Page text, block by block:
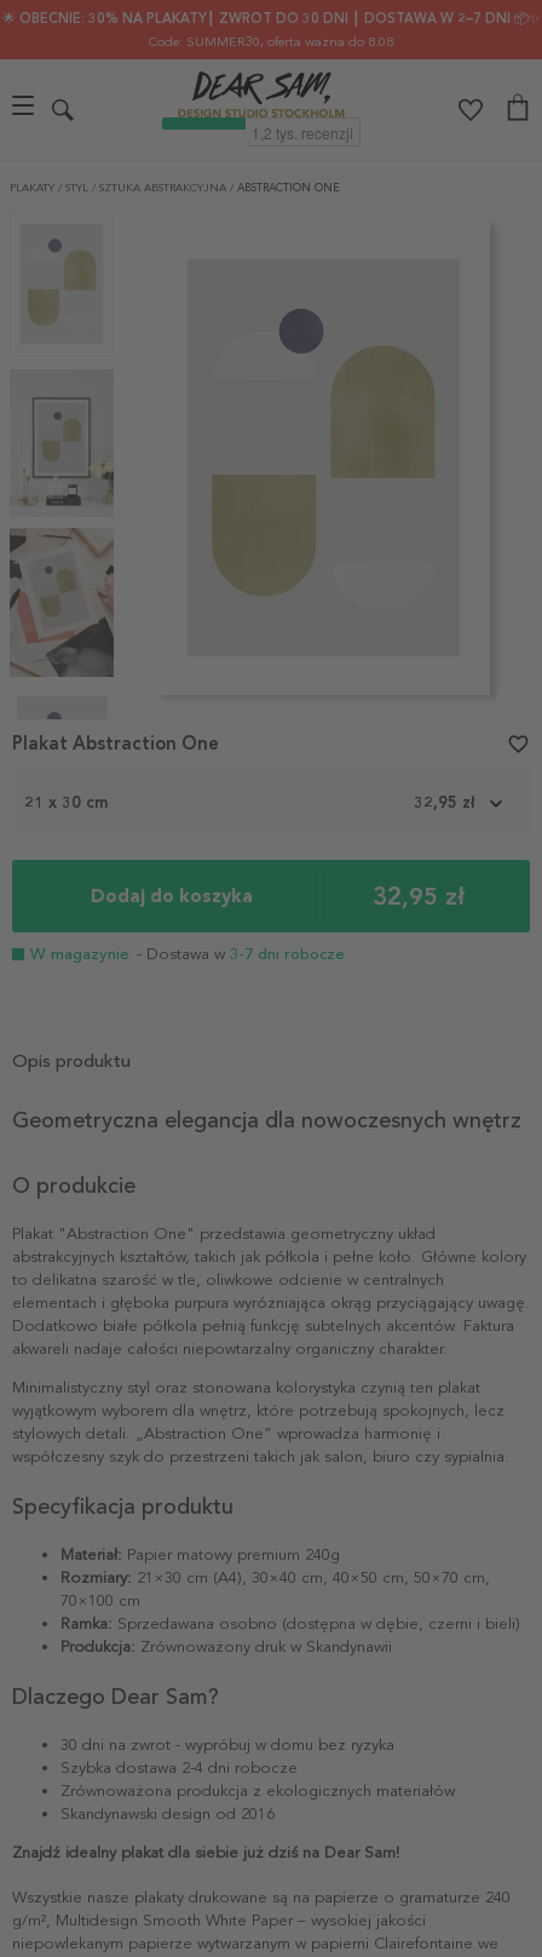
🌟 OBECNIE: 30% NA PLAKATY┃ ZWROT DO 30 DNI ┃ DOSTAWA W 2–7 DNI 📦✨
Code: SUMMER30, oferta ważna do 8.08
PLAKATY / STYL / SZTUKA ABSTRAKCYJNA / ABSTRACTION ONE
1
21 x 30 cm 32,95 zł
Dodaj do koszyka 32,95 zł
W magazynie - Dostawa w 3-7 dni robocze
Plakat Abstraction One favorite_border
Opis produktu
Geometryczna elegancja dla nowoczesnych wnętrz
O produkcie
Plakat "Abstraction One" przedstawia geometryczny układ
abstrakcyjnych kształtów, takich jak półkola i pełne koło. Główne kolory
to delikatna szarość w tle, oliwkowe odcienie w centralnych
elementach i głęboka purpura wyróżniająca okrąg przyciągający uwagę.
Dodatkowo białe półkola pełnią funkcję subtelnych akcentów. Faktura
akwareli nadaje całości niepowtarzalny organiczny charakter.
Minimalistyczny styl oraz stonowana kolorystyka czynią ten plakat
wyjątkowym wyborem dla wnętrz, które potrzebują spokojnych, lecz
stylowych detali. „Abstraction One” wprowadza harmonię i
współczesny szyk do przestrzeni takich jak salon, biuro czy sypialnia.
Specyfikacja produktu
Materiał: Papier matowy premium 240g
Rozmiary: 21×30 cm (A4), 30×40 cm, 40×50 cm, 50×70 cm,
70×100 cm
Ramka: Sprzedawana osobno (dostępna w dębie, czerni i bieli)
Produkcja: Zrównoważony druk w Skandynawii
Dlaczego Dear Sam?
30 dni na zwrot - wypróbuj w domu bez ryzyka
Szybka dostawa 2-4 dni robocze
Zrównoważona produkcja z ekologicznych materiałów
Skandynawski design od 2016
Znajdź idealny plakat dla siebie już dziś na Dear Sam!
Wszystkie nasze plakaty drukowane są na papierze o gramaturze 240
g/m², Multidesign Smooth White Paper – wysokiej jakości
niepowlekanym papierze wytwarzanym w papierni Clairefontaine we